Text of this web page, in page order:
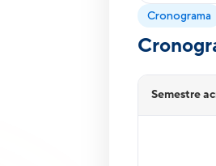
Cronograma
Semestre